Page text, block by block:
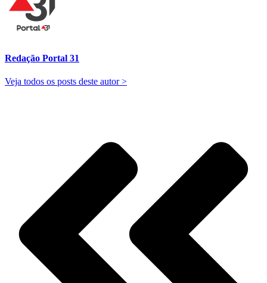
Redação Portal 31
Veja todos os posts deste autor >